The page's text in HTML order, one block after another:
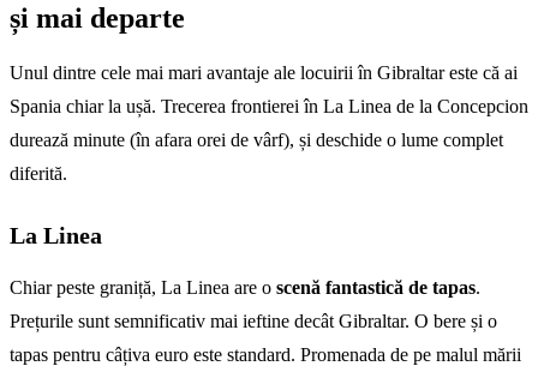
și mai departe
Unul dintre cele mai mari avantaje ale locuirii în Gibraltar este că ai
Spania chiar la ușă. Trecerea frontierei în La Linea de la Concepcion
durează minute (în afara orei de vârf), și deschide o lume complet
diferită.
La Linea
Chiar peste graniță, La Linea are o scenă fantastică de tapas.
Prețurile sunt semnificativ mai ieftine decât Gibraltar. O bere și o
tapas pentru câțiva euro este standard. Promenada de pe malul mării